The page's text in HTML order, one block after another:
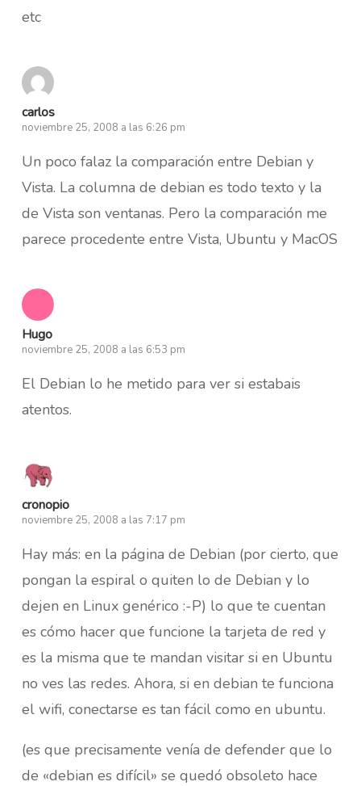
etc
carlos
noviembre 25, 2008 a las 6:26 pm
Un poco falaz la comparación entre Debian y
Vista. La columna de debian es todo texto y la
de Vista son ventanas. Pero la comparación me
parece procedente entre Vista, Ubuntu y MacOS
Hugo
noviembre 25, 2008 a las 6:53 pm
El Debian lo he metido para ver si estabais
atentos.
cronopio
noviembre 25, 2008 a las 7:17 pm
Hay más: en la página de Debian (por cierto, que
pongan la espiral o quiten lo de Debian y lo
dejen en Linux genérico :-P) lo que te cuentan
es cómo hacer que funcione la tarjeta de red y
es la misma que te mandan visitar si en Ubuntu
no ves las redes. Ahora, si en debian te funciona
el wifi, conectarse es tan fácil como en ubuntu.
(es que precisamente venía de defender que lo
de «debian es difícil» se quedó obsoleto hace